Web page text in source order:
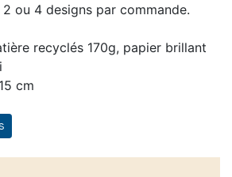
ou 4 designs par commande.
recyclés 170g, papier brillant
cm